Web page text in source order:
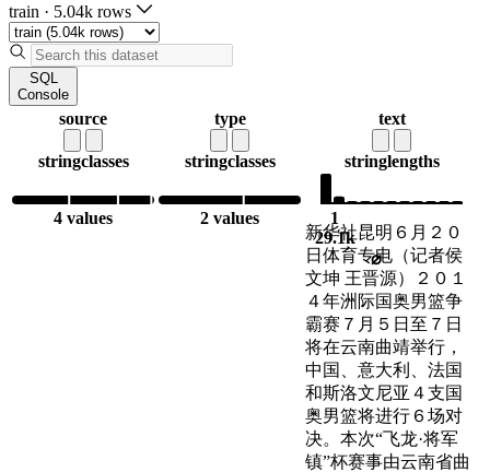
train · 5.04k rows
SQL
Console
source
stringclasses
4 values
type
stringclasses
2 values
text
stringlengths
1
29.1k
⌀
新华社昆明６月２０
日体育专电（记者侯
文坤 王晋源）２０１
４年洲际国奥男篮争
霸赛７月５日至７日
将在云南曲靖举行，
中国、意大利、法国
和斯洛文尼亚４支国
奥男篮将进行６场对
决。本次“飞龙·将军
镇”杯赛事由云南省曲